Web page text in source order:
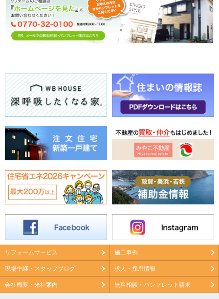
リフォームサービス 施工事例
現場中継・スタッフブログ 求人・採用情報
会社概要・来社案内 無料相談・パンフレット請求